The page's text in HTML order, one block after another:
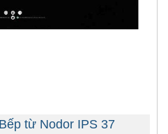
từ Nodor IPS 37